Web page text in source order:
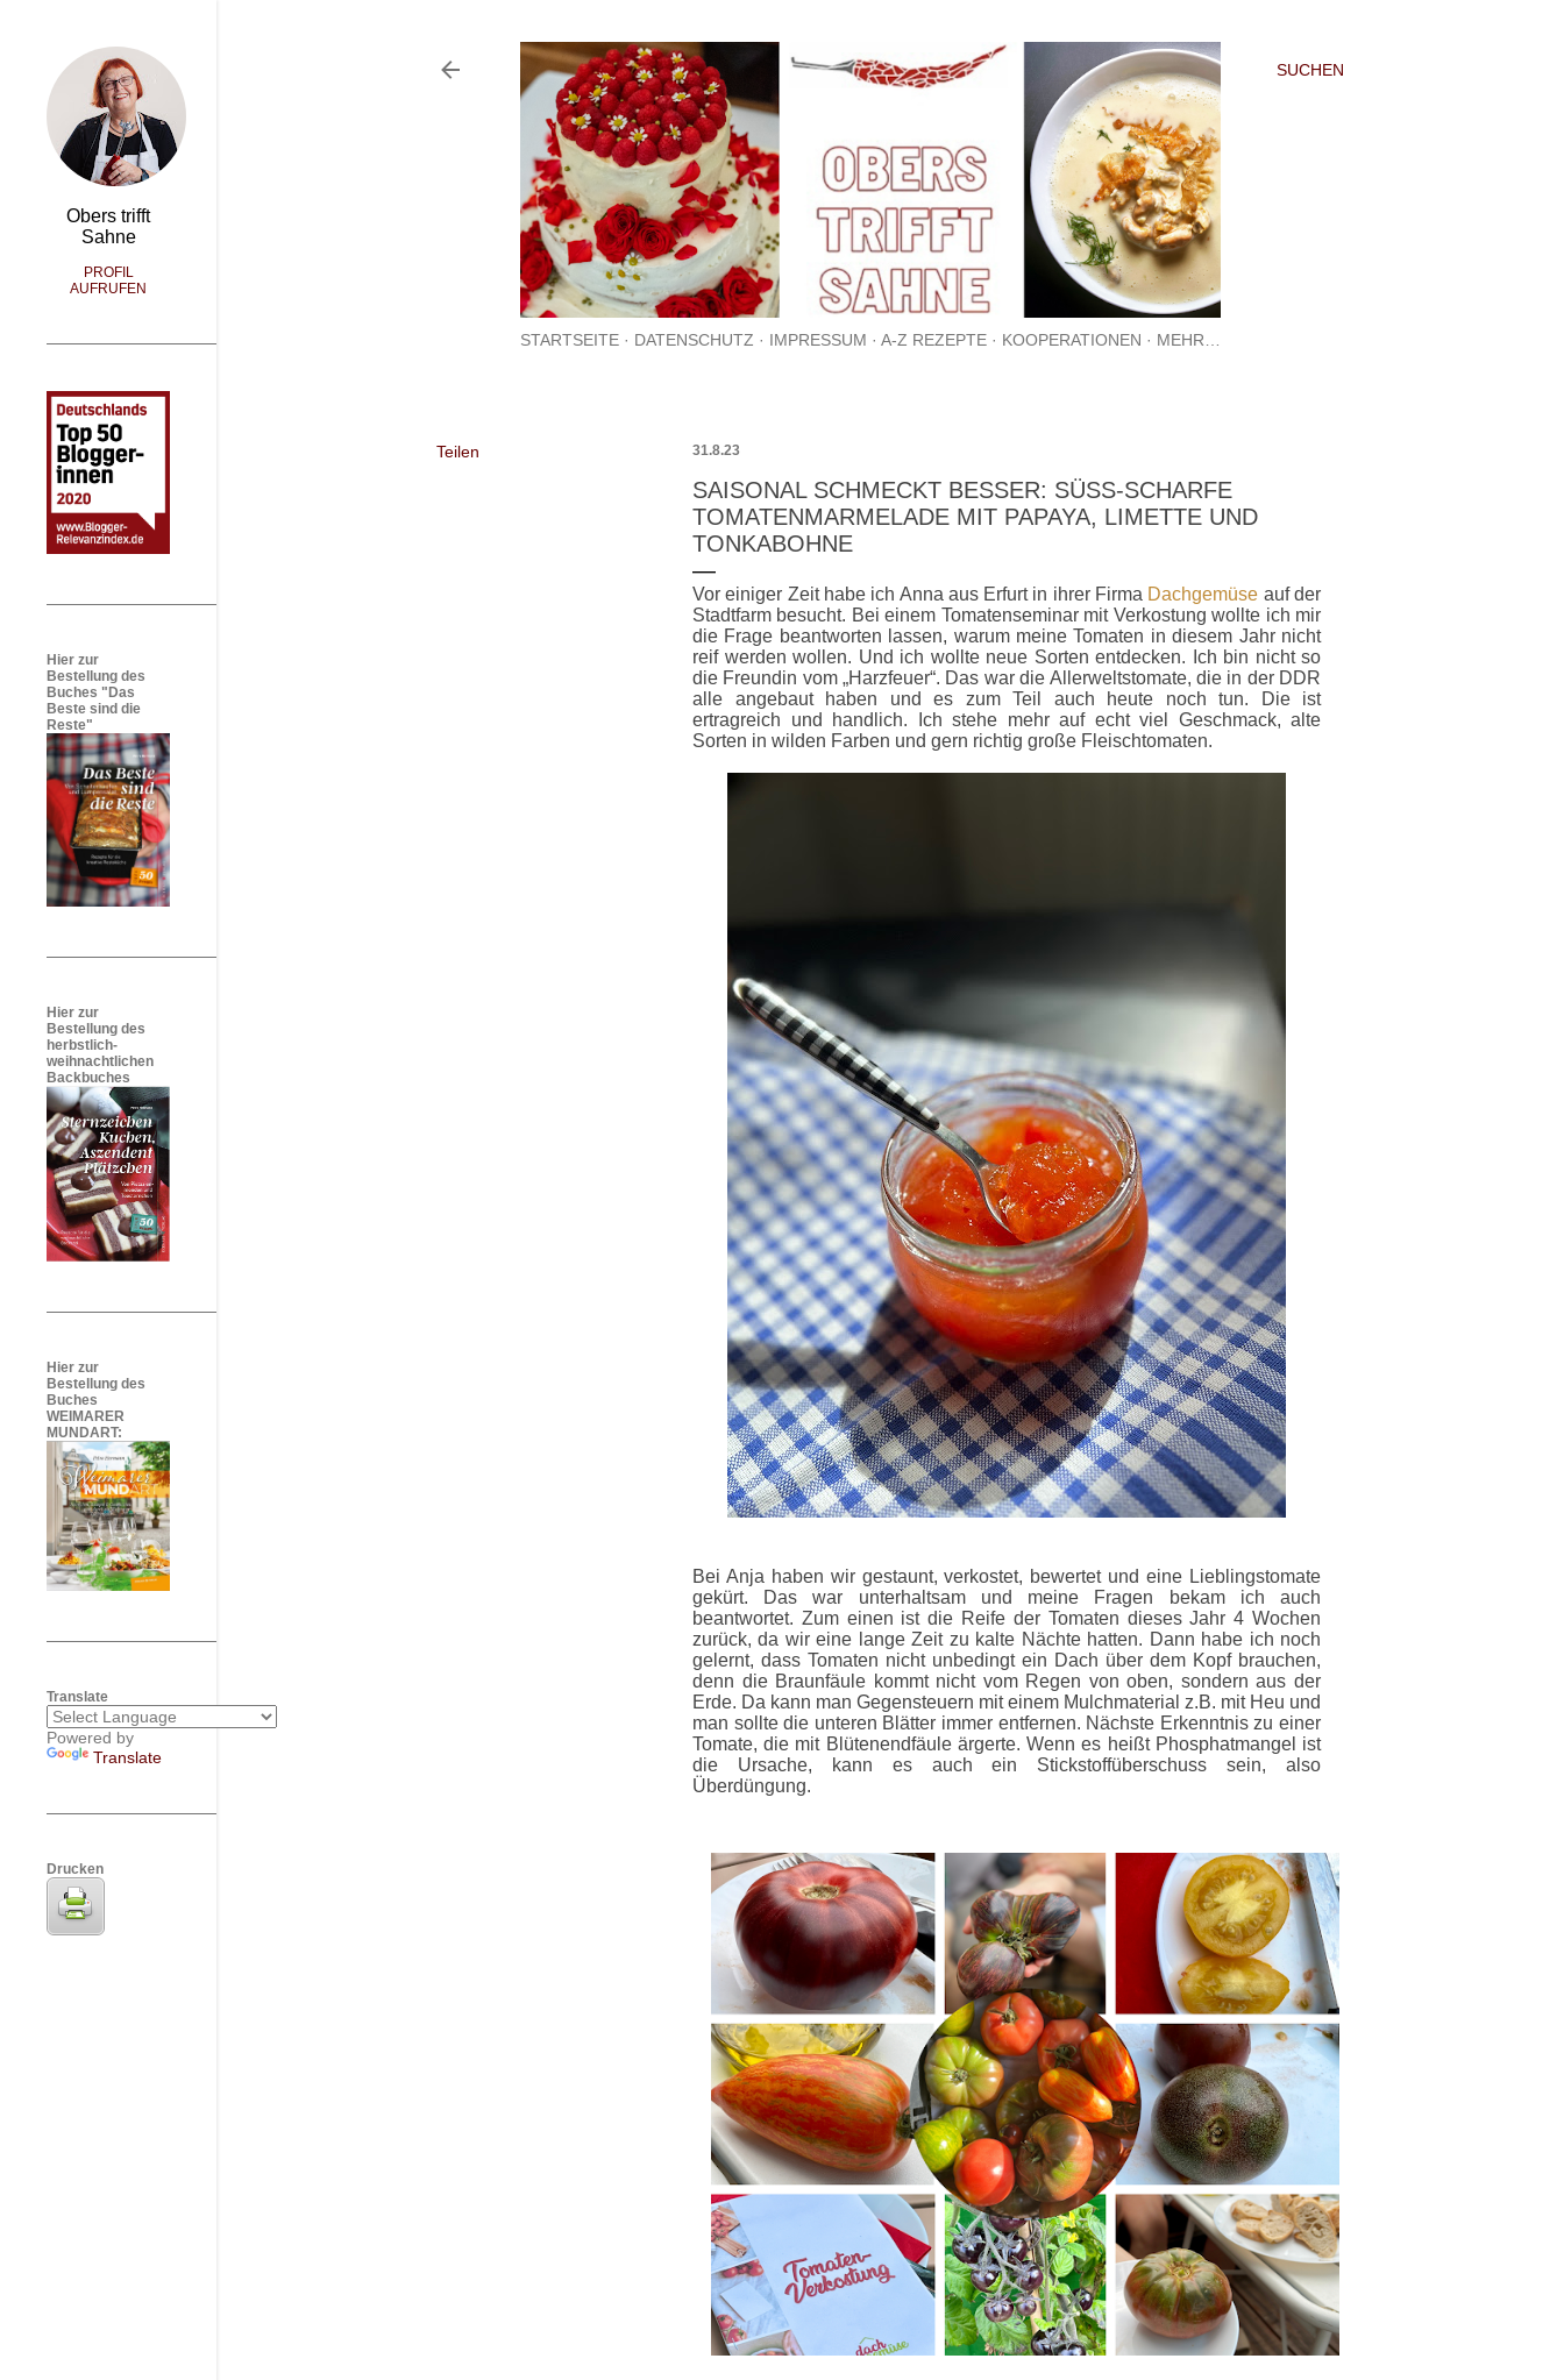
SUCHEN
STARTSEITE DATENSCHUTZ IMPRESSUM A-Z REZEPTE KOOPERATIONEN MEHR…
Teilen 31.8.23
SAISONAL SCHMECKT BESSER: SÜSS-SCHARFE T
OMATENMARMELADE MIT PAPAYA, LIMETTE UND T
ONKABOHNE
Vor einiger Zeit habe ich Anna aus Erfurt in ihrer Firma Dachgemüse auf der
Stadtfarm besucht. Bei einem Tomatenseminar mit Verkostung wollte ich mir
die Frage beantworten lassen, warum meine Tomaten in diesem Jahr nicht
reif werden wollen. Und ich wollte neue Sorten entdecken. Ich bin nicht so
die Freundin vom „Harzfeuer“. Das war die Allerweltstomate, die in der DDR
alle angebaut haben und es zum Teil auch heute noch tun. Die ist
ertragreich und handlich. Ich stehe mehr auf echt viel Geschmack, alte
Sorten in wilden Farben und gern richtig große Fleischtomaten.
Bei Anja haben wir gestaunt, verkostet, bewertet und eine Lieblingstomate
gekürt. Das war unterhaltsam und meine Fragen bekam ich auch
beantwortet. Zum einen ist die Reife der Tomaten dieses Jahr 4 Wochen
zurück, da wir eine lange Zeit zu kalte Nächte hatten. Dann habe ich noch
gelernt, dass Tomaten nicht unbedingt ein Dach über dem Kopf brauchen,
denn die Braunfäule kommt nicht vom Regen von oben, sondern aus der
Erde. Da kann man Gegensteuern mit einem Mulchmaterial z.B. mit Heu und
man sollte die unteren Blätter immer entfernen. Nächste Erkenntnis zu einer
Tomate, die mit Blütenendfäule ärgerte. Wenn es heißt Phosphatmangel ist
die Ursache, kann es auch ein Stickstoffüberschuss sein, also
Überdüngung.
Obers trifft
Sahne
PROFIL
AUFRUFEN
Hier zur
Bestellung des
Buches "Das
Beste sind die
Reste"
Hier zur
Bestellung des
herbstlich-
weihnachtlichen
Backbuches
Hier zur
Bestellung des
Buches
WEIMARER
MUNDART:
Translate
Powered by
Translate
Drucken